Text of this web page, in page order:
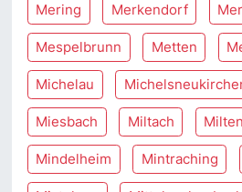
Mering Merkendorf
Mespelbrunn Metten
Michelau
Miesbach Miltach
Mindelheim Mintraching